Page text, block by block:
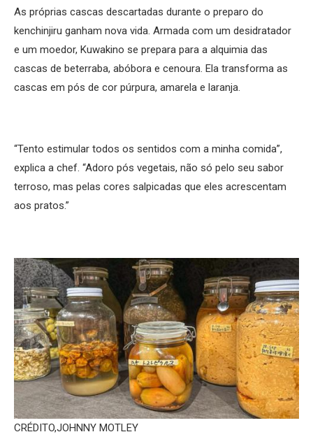
As próprias cascas descartadas durante o preparo do
kenchinjiru ganham nova vida. Armada com um desidratador
e um moedor, Kuwakino se prepara para a alquimia das
cascas de beterraba, abóbora e cenoura. Ela transforma as
cascas em pós de cor púrpura, amarela e laranja.
“Tento estimular todos os sentidos com a minha comida”,
explica a chef. “Adoro pós vegetais, não só pelo seu sabor
terroso, mas pelas cores salpicadas que eles acrescentam
aos pratos.”
CRÉDITO,JOHNNY MOTLEY